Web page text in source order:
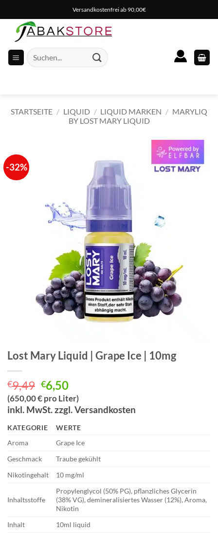
Inhalt
springen
Versandkostenfrei ab 90,00€
Suche
nach:
STARTSEITE / LIQUID / LIQUID MARKEN / MARYLIQ
BY LOST MARY LIQUID
-32%
Lost Mary Liquid | Grape Ice | 10mg
€9,49 Ursprünglicher
Preis
war:
€6,50Aktueller
Preis
ist:
(650,00 € pro Liter)
inkl. MwSt. zzgl. Versandkosten
KATEGORIE
WERTE
Aroma
Grape Ice
Geschmack
Traube gekühlt
Nikotingehalt
10 mg/ml
Inhaltsstoffe
Propylenglycol (50% PG), pflanzliches Glycerin
(38% VG), demineralisiertes Wasser (12%), Aroma,
Nikotin
Inhalt
10ml liquid